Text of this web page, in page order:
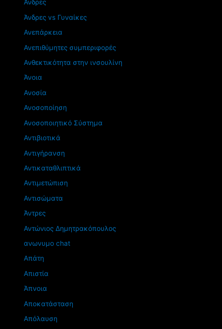
Άνδρες
Άνδρες vs Γυναίκες
Ανεπάρκεια
Ανεπιθύμητες συμπεριφορές
Ανθεκτικότητα στην ινσουλίνη
Άνοια
Ανοσία
Ανοσοποίηση
Ανοσοποιητικό Σύστημα
Αντιβιοτικά
Αντιγήρανση
Αντικαταθλιπτικά
Αντιμετώπιση
Αντισώματα
Άντρες
Αντώνιος Δημητρακόπουλος
ανωνυμο chat
Απάτη
Απιστία
Άπνοια
Αποκατάσταση
Απόλαυση